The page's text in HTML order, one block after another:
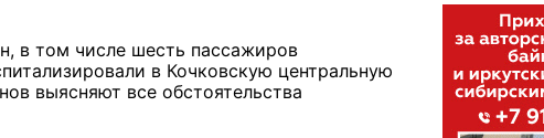
в том числе шесть пассажиров
в Кочковскую центральную
выясняют все обстоятельства